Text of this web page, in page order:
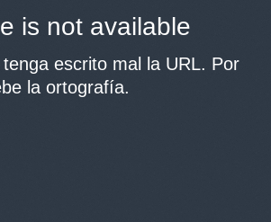
is not available
escrito mal la URL. Por
la ortografía.